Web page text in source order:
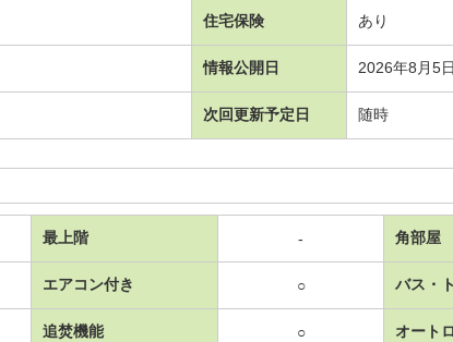
住宅保険 あり
情報公開日 2026年8月5日
次回更新予定日 随時
最上階 - 角部屋
エアコン付き ○ バス・
追焚機能 ○ オート